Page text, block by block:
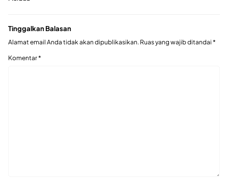
Tinggalkan Balasan
Alamat email Anda tidak akan dipublikasikan. Ruas yang wajib ditandai *
Komentar*